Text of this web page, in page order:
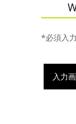
*必須入
入力